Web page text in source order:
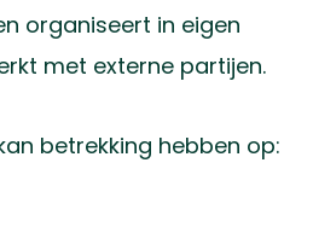
organiseert in eigen
met externe partijen.
betrekking hebben op: